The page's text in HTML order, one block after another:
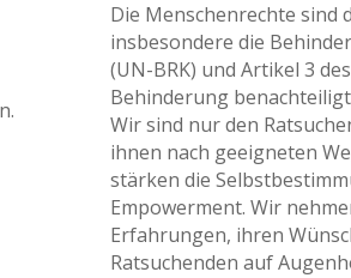
Die Menschenrechte sind
insbesondere die
(UN-BRK) und Artikel 3
Behinderung benachteiligt
Wir sind nur den
ihnen nach geeigneten
stärken die
Empowerment. Wir
Erfahrungen, ihren
Ratsuchenden auf